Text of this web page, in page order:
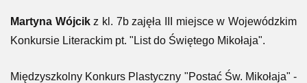
Martyna Wójcikz kl. 7b zajęła III miejsce w Wojewódzkim
Konkursie Literackim pt. "List do Świętego Mikołaja".
Międzyszkolny Konkurs Plastyczny "Postać Św. Mikołaja" -